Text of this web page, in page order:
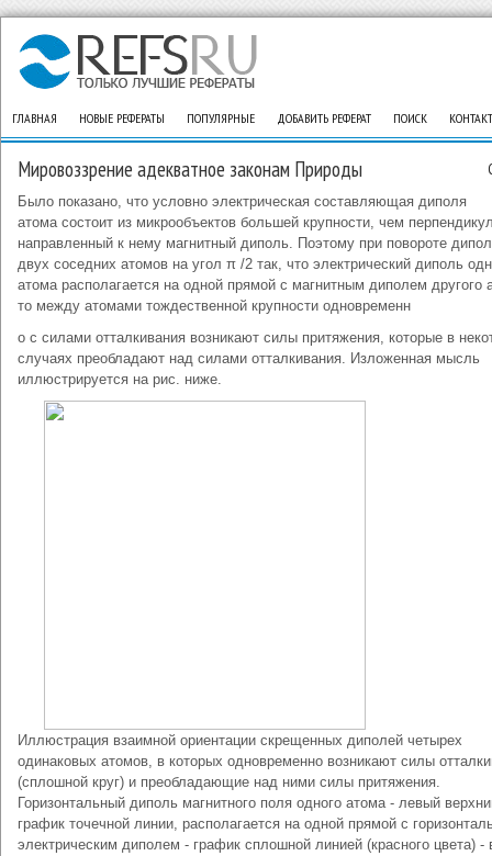
ГЛАВНАЯ НОВЫЕ РЕФЕРАТЫ ПОПУЛЯРНЫЕ ДОБАВИТЬ РЕФЕРАТ ПОИСК
Мировоззрение адекватное законам Природы
Было показано, что условно электрическая составляющая диполя
атома состоит из микрообъектов большей крупности, чем
направленный к нему магнитный диполь. Поэтому при повороте
двух соседних атомов на угол π /2 так, что электрический диполь
атома располагается на одной прямой с магнитным диполем другого
то между атомами тождественной крупности одновременн
о с силами отталкивания возникают силы притяжения, которые в
случаях преобладают над силами отталкивания. Изложенная мысль
иллюстрируется на рис. ниже.
Иллюстрация взаимной ориентации скрещенных диполей четырех
одинаковых атомов, в которых одновременно возникают силы
(сплошной круг) и преобладающие над ними силы притяжения.
Горизонтальный диполь магнитного поля одного атома - левый
график точечной линии, располагается на одной прямой с
электрическим диполем - график сплошной линией (красного цвета) -